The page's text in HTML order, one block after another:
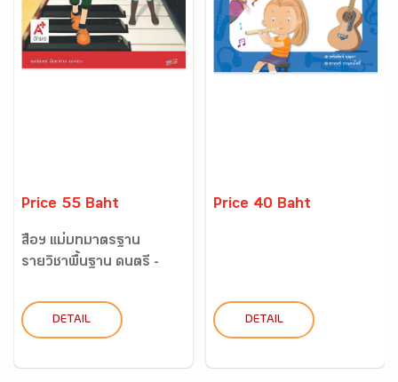
Price 55 Baht
สื่อฯ แม่บทมาตรฐาน
รายวิชาพื้นฐาน ดนตรี -
DETAIL
Price 40 Baht
DETAIL